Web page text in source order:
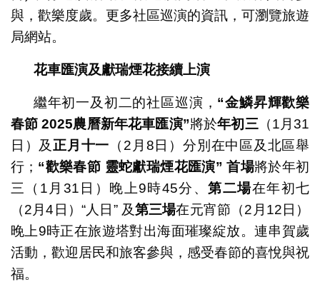
與，歡樂度歲。更多社區巡演的資訊，可瀏覽旅遊
局網站。
花車匯演及獻瑞煙花接續上演
繼年初一及初二的社區巡演， “金鱗昇輝歡樂
春節 2025農曆新年花車匯演”將於年初三（1月31
日）及 正月十一 （2月8日）分別在中區及北區舉
行； “歡樂春節 靈蛇獻瑞煙花匯演”首場將於年初
三（1月31日）晚上9時45分、第二場在年初七
（2月4日）“人日” 及第三場在元宵節（2月12日）
晚上9時正在旅遊塔對出海面璀璨綻放。連串賀歲
活動，歡迎居民和旅客參與，感受春節的喜悅與祝
福。